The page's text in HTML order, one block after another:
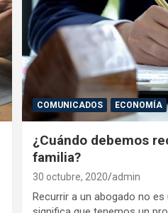
COMUNICADOS ECONOMÍA
¿Cuándo debemos
familia?
30 octubre, 2020 admin
Recurrir a un abogado no